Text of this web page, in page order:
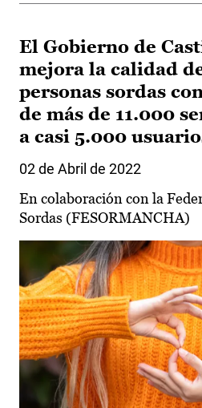
El Gobierno de
mejora la calidad
personas sordas
de más de 11.000
a casi 5.000
02 de Abril de 2022
En colaboración con la
Sordas (FESORMANCHA)